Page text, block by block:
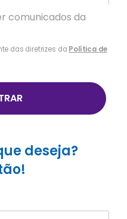
comunicados da
das diretrizes da Política de
deseja?